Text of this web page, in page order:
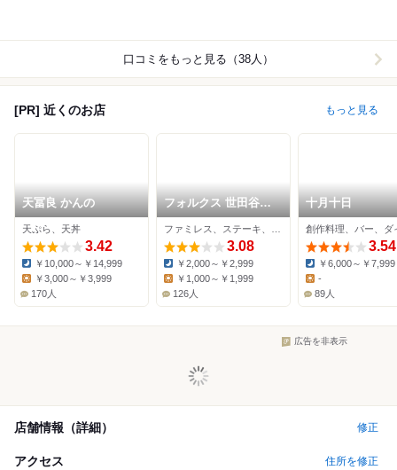
口コミをもっと見る（38人）
[PR] 近くのお店 もっと見る
天冨良 かんの
天ぷら、天丼
3.42
Dinner:
￥10,000～￥14,999
￥3,000～￥3,999
170人
フォルクス 世田谷代
田店
3.08
Dinner:
￥2,000～￥2,999
￥1,000～￥1,999
126人
十月十日
3.54
Dinner:
￥6,000～￥7,999
Lunch:
-
89人
広告を非表示
店舗情報（詳細） 修正
アクセス 住所を修正